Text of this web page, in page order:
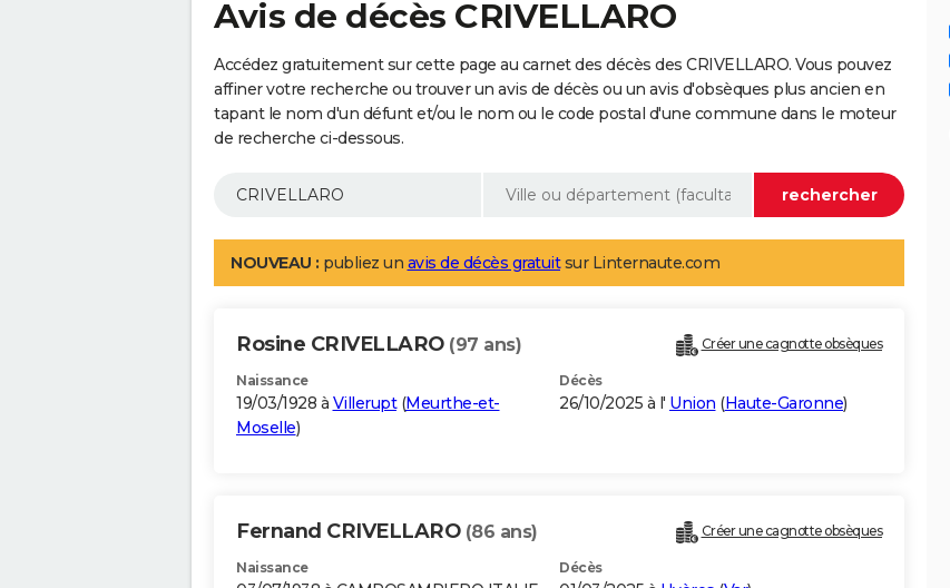
Avis de décès CRIVELLARO
Accédez gratuitement sur cette page au carnet des décès des CRIVELLARO. Vous pouvez
affiner votre recherche ou trouver un avis de décès ou un avis d'obsèques plus ancien en
tapant le nom d'un défunt et/ou le nom ou le code postal d'une commune dans le moteur
de recherche ci-dessous.
NOUVEAU : publiez un avis de décès gratuitsur Linternaute.com
Rosine CRIVELLARO (97 ans) Créer une cagnotte obsèques
Naissance
19/03/1928 à Villerupt(Meurthe-et-
Moselle)
Décès
26/10/2025 à l' Union (Haute-Garonne)
Fernand CRIVELLARO (86 ans) Créer une cagnotte obsèques
Naissance Décès